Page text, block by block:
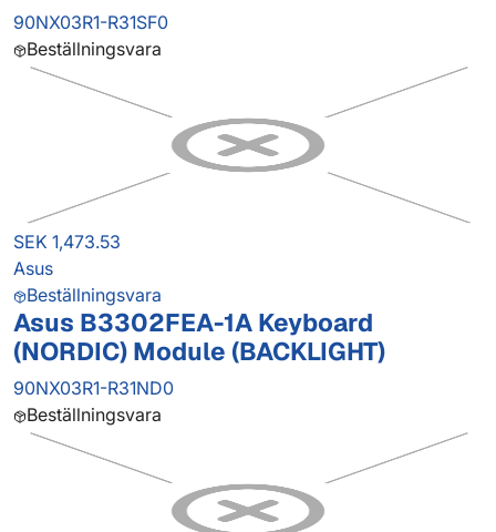
90NX03R1-R31SF0
Beställningsvara
SEK 1,473.53
Asus
Beställningsvara
Asus B3302FEA-1A Keyboard
(NORDIC) Module (BACKLIGHT)
90NX03R1-R31ND0
Beställningsvara